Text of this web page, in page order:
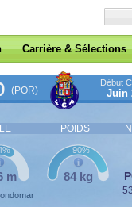
Carrière & Sélections
(POR)
Début
Juin
POIDS
m 84 kg
90%